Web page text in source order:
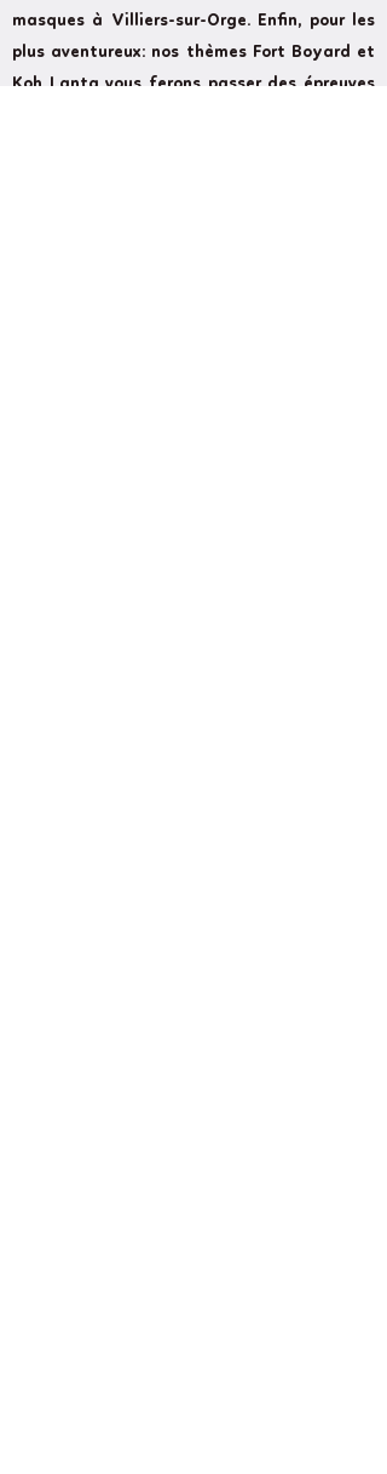
masques à Villiers-sur-Orge. Enfin, pour les
plus aventureux: nos thèmes Fort Boyard et
Koh Lanta vous ferons passer des épreuves